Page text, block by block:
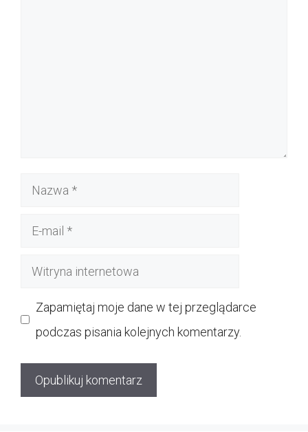
Nazwa
Witryna
Zapamiętaj moje dane w tej przeglądarce
podczas pisania kolejnych komentarzy.